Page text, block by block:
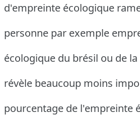
d'empreinte écologique
personne par exemple
écologique du brésil ou de la
révèle beaucoup moins
pourcentage de l'empreinte